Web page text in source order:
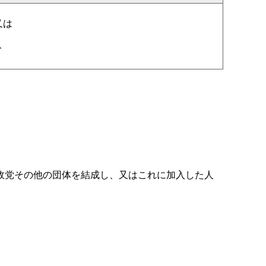
は
その他の団体を結成し、又はこれに加入した人